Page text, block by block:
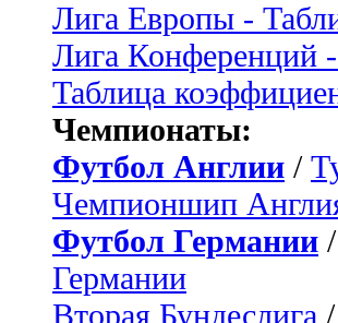
Лига Европы -
Лига Конференций
Таблица
Чемпионаты:
Футбол Англии /
Чемпионшип
Футбол Германии /
Германии
Вторая Бундеслига /